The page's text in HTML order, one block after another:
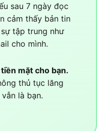
sau 7 ngày đọc
cảm thấy bản tin
tập trung như
cho mình.
mặt cho bạn.
thủ tục lăng
là bạn.